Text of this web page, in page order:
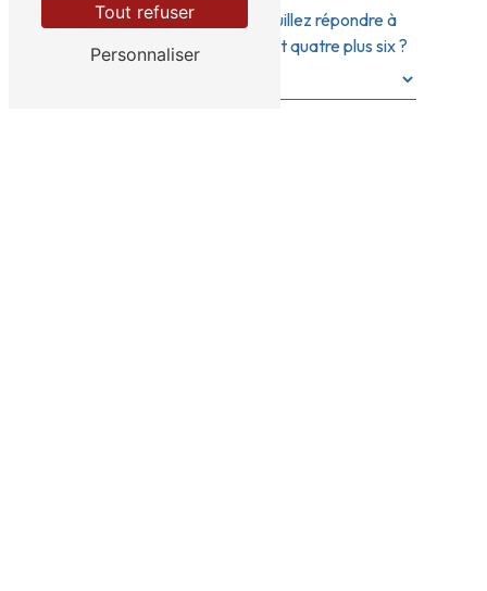
Vous n'êtes pas un robot, veuillez répondre à
cette question : combien font quatre plus six ?
Tout refuser
Personnaliser